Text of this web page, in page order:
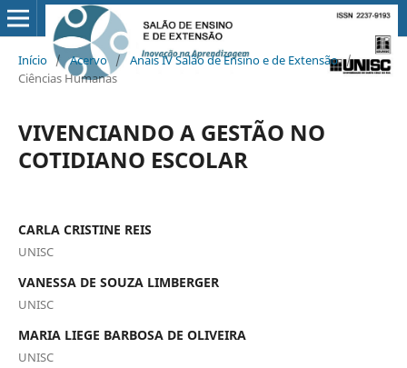
Início / Acervo / Anais IV Salão de Ensino e de Extensão /
Ciências Humanas
VIVENCIANDO A GESTÃO NO
COTIDIANO ESCOLAR
CARLA CRISTINE REIS
UNISC
VANESSA DE SOUZA LIMBERGER
UNISC
MARIA LIEGE BARBOSA DE OLIVEIRA
UNISC